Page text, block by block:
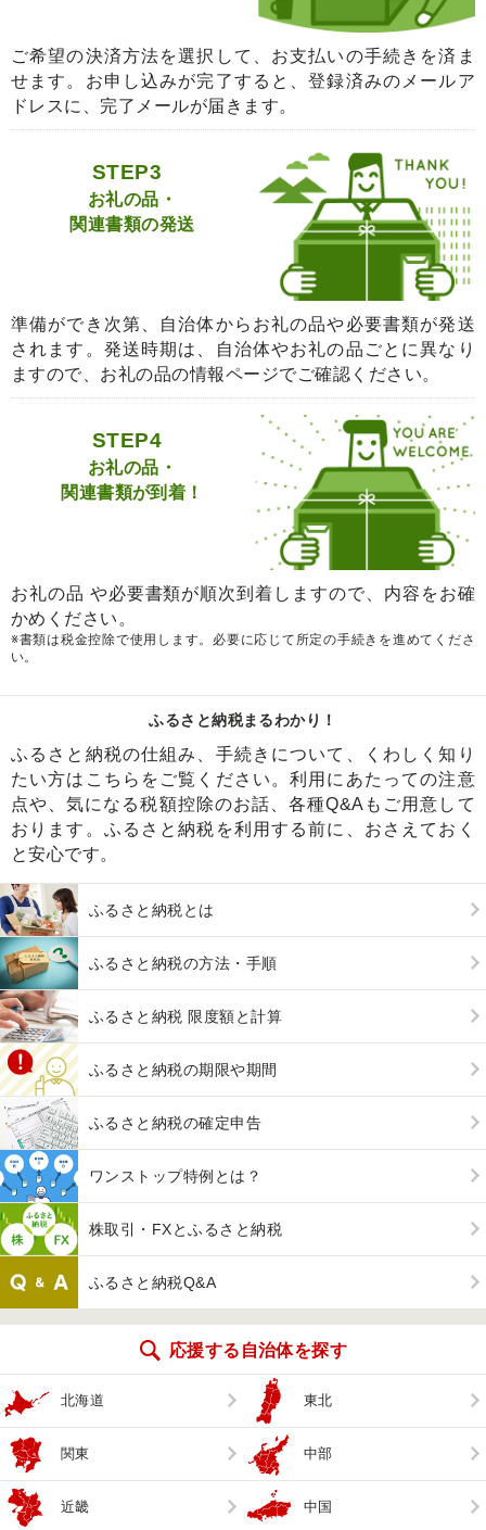
ご希望の決済方法を選択して、お支払いの手続きを済ま
せます。お申し込みが完了すると、登録済みのメールア
ドレスに、完了メールが届きます。
STEP3
お礼の品・
関連書類の発送
準備ができ次第、自治体からお礼の品や必要書類が発送
されます。発送時期は、自治体やお礼の品ごとに異なり
ますので、お礼の品の情報ページでご確認ください。
STEP4
お礼の品・
関連書類が到着！
お礼の品 や必要書類が順次到着しますので、内容をお確
かめください。
※書類は税金控除で使用します。必要に応じて所定の手続きを進めてくださ
い。
ふるさと納税まるわかり！
ふるさと納税の仕組み、手続きについて、くわしく知り
たい方はこちらをご覧ください。利用にあたっての注意
点や、気になる税額控除のお話、各種Q&Aもご用意して
おります。ふるさと納税を利用する前に、おさえておく
と安心です。
ふるさと納税とは
ふるさと納税の方法・手順
ふるさと納税 限度額と計算
ふるさと納税の期限や期間
ふるさと納税の確定申告
ワンストップ特例とは？
株取引・FXとふるさと納税
ふるさと納税Q&A
応援する自治体を探す
北海道 東北
関東 中部
近畿 中国